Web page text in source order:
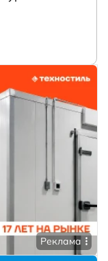
Реклама